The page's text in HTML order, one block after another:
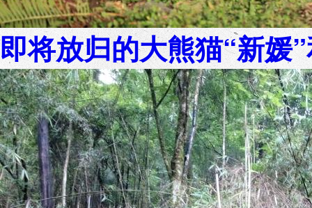
即将放归的大熊猫“新媛